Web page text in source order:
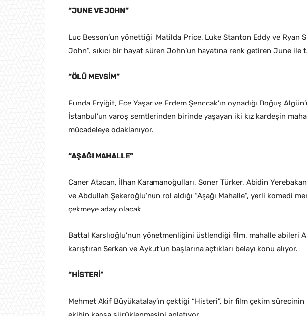
“JUNE VE JOHN”
Luc Besson’un yönettiği; Matilda Price, Luke Stanton Eddy ve Ryan
John”, sıkıcı bir hayat süren John’un hayatına renk getiren June ile
“ÖLÜ MEVSİM”
Funda Eryiğit, Ece Yaşar ve Erdem Şenocak’ın oynadığı Doğuş
İstanbul’un varoş semtlerinden birinde yaşayan iki kız kardeşin
mücadeleye odaklanıyor.
“AŞAĞI MAHALLE”
Caner Atacan, İlhan Karamanoğulları, Soner Türker, Abidin
ve Abdullah Şekeroğlu’nun rol aldığı “Aşağı Mahalle”, yerli komedi
çekmeye aday olacak.
Battal Karslıoğlu’nun yönetmenliğini üstlendiği film, mahalle abileri
karıştıran Serkan ve Aykut’un başlarına açtıkları belayı konu alıyor.
“HİSTERİ”
Mehmet Akif Büyükatalay’ın çektiği “Histeri”, bir film çekim sürecinin